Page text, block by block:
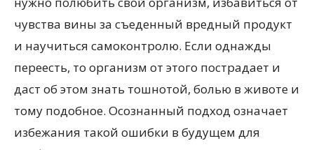
чувства вины за съеденный вредный продукт
и научиться самоконтролю. Если однажды
переесть, то организм от этого пострадает и
даст об этом знать тошнотой, болью в животе и
тому подобное. Осознанный подход означает
избежания такой ошибки в будущем для